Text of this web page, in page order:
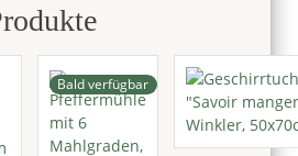
Bald verfügbar